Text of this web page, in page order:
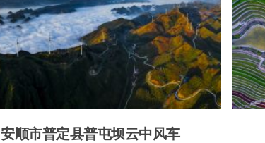
安顺市普定县普屯坝云中风车